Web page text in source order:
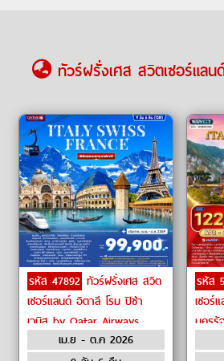
ทัวร์ฝรั่งเศส สวิตเซอร์แล
รหัส 47892 ทัวร์ฝรั่งเศส สวิต
เซอร์แลนด์ อิตาลี โรม ปิซ่า
เวนิส by Qatar Airways
เม.ย - ต.ค 2026
รหัส
เซอร์แ
นครรั
เตอ